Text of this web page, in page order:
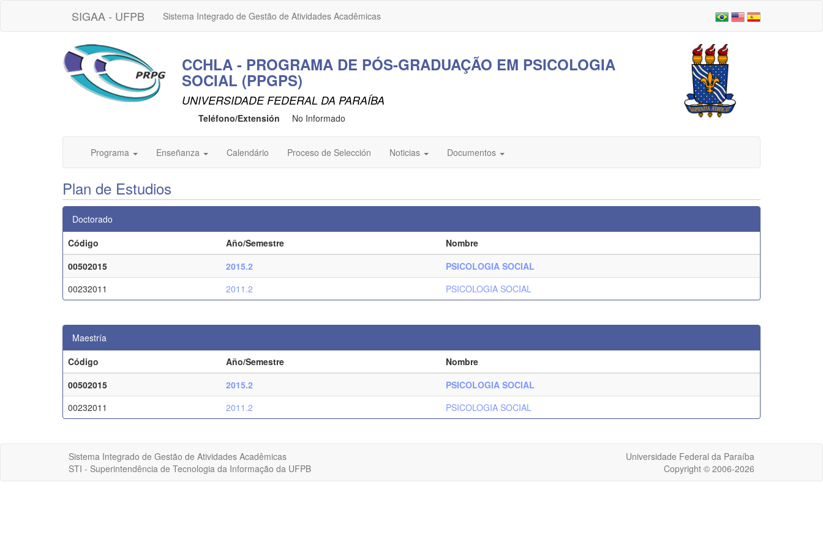
SIGAA - UFPB Sistema Integrado de Gestão de Atividades Acadêmicas
CCHLA - PROGRAMA DE PÓS-GRADUAÇÃO EM PSICOLOGIA
SOCIAL (PPGPS)
UNIVERSIDADE FEDERAL DA PARAÍBA
Teléfono/Extensión No Informado
Programa Enseñanza Calendário Proceso de Selección Noticias Documentos
Plan de Estudios
Doctorado
Código
Año/Semestre
Nombre
00502015
2015.2
PSICOLOGIA SOCIAL
00232011
2011.2 PSICOLOGIA SOCIAL
Maestría
Código
Año/Semestre
Nombre
00502015
2015.2
PSICOLOGIA SOCIAL
00232011
2011.2 PSICOLOGIA SOCIAL
Sistema Integrado de Gestão de Atividades Acadêmicas
STI - Superintendência de Tecnologia da Informação da UFPB
Universidade Federal da Paraíba
Copyright © 2006-2026